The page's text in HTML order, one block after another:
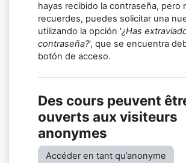
hayas recibido la contraseña, pero
recuerdes, puedes solicitar una
utilizando la opción '¿Has
contraseña?', que se encuentra
botón de acceso.
Des cours peuvent
ouverts aux visiteurs
anonymes
Accéder en tant qu’anonyme